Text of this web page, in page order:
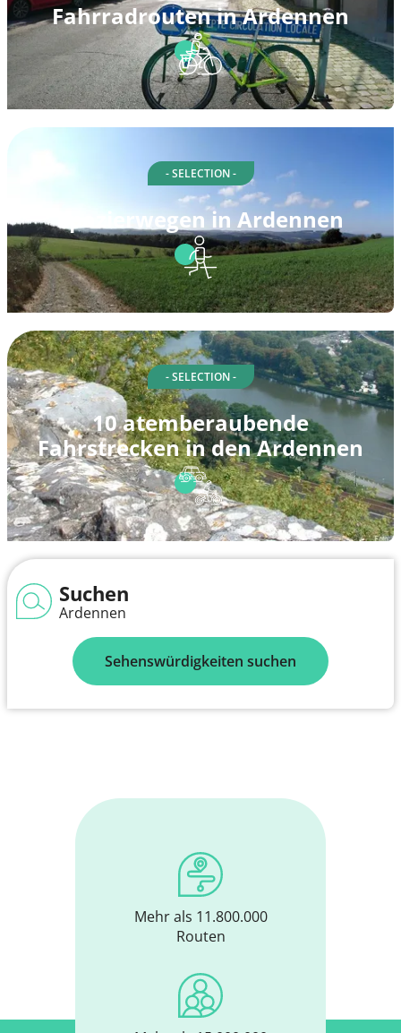
Fahrradrouten in Ardennen
- SELECTION -
Spazierwegen in Ardennen
- SELECTION -
10 atemberaubende
Fahrstrecken in den Ardennen
Suchen
Ardennen
Sehenswürdigkeiten suchen
Mehr als 11.800.000
Routen